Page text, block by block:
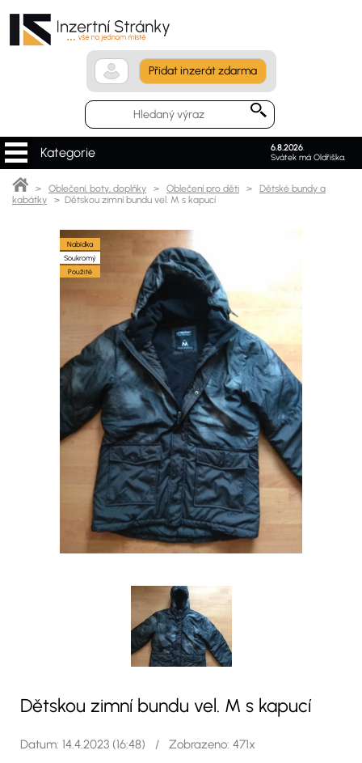
Přidat inzerát zdarma
6.8.2026.
Svátek má Oldřiška.
Kategorie
> Oblečení, boty, doplňky > Oblečení pro děti > Dětské bundy a
kabátky > Dětskou zimní bundu vel. M s kapucí
Nabídka
Soukromý
Použité
Dětskou zimní bundu vel. M s kapucí
Datum: 14.4.2023 (16:48) / Zobrazeno: 471x